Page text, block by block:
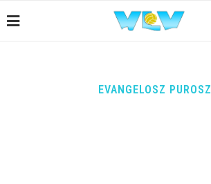
EVANGELOSZ PUROSZ